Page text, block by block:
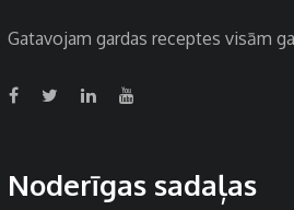
Gatavojam gardas receptes visām
Noderīgas sadaļas